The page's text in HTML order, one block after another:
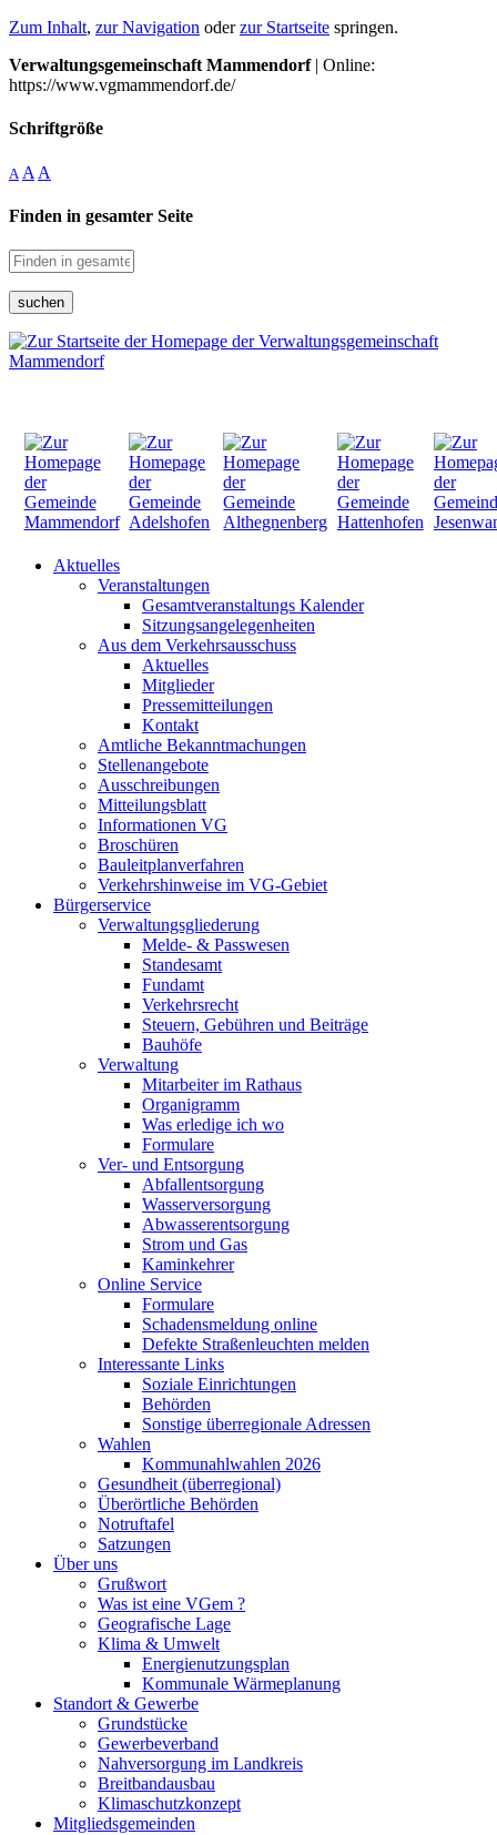
Zum Inhalt, zur Navigation oderzur Startseite springen.
Verwaltungsgemeinschaft Mammendorf| Online:
https://www.vgmammendorf.de/
Schriftgröße
A A A
Finden in gesamter Seite
suchen
Aktuelles
Veranstaltungen
Gesamtveranstaltungs Kalender
Sitzungsangelegenheiten
Aus dem Verkehrsausschuss
Aktuelles
Mitglieder
Pressemitteilungen
Kontakt
Amtliche Bekanntmachungen
Stellenangebote
Ausschreibungen
Mitteilungsblatt
Informationen VG
Broschüren
Bauleitplanverfahren
Verkehrshinweise im VG-Gebiet
Bürgerservice
Verwaltungsgliederung
Melde- & Passwesen
Standesamt
Fundamt
Verkehrsrecht
Steuern, Gebühren und Beiträge
Bauhöfe
Verwaltung
Mitarbeiter im Rathaus
Organigramm
Was erledige ich wo
Formulare
Ver- und Entsorgung
Abfallentsorgung
Wasserversorgung
Abwasserentsorgung
Strom und Gas
Kaminkehrer
Online Service
Formulare
Schadensmeldung online
Defekte Straßenleuchten melden
Interessante Links
Soziale Einrichtungen
Behörden
Sonstige überregionale Adressen
Wahlen
Kommunahlwahlen 2026
Gesundheit (überregional)
Überörtliche Behörden
Notruftafel
Satzungen
Über uns
Grußwort
Was ist eine VGem ?
Geografische Lage
Klima & Umwelt
Energienutzungsplan
Kommunale Wärmeplanung
Standort & Gewerbe
Grundstücke
Gewerbeverband
Nahversorgung im Landkreis
Breitbandausbau
Klimaschutzkonzept
Mitgliedsgemeinden